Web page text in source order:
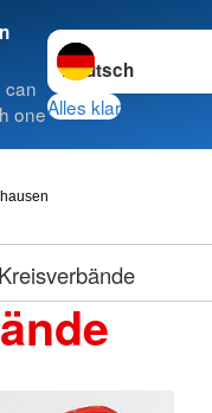
can
one
Sprache wechseln
Alles klar
Kreisverbände